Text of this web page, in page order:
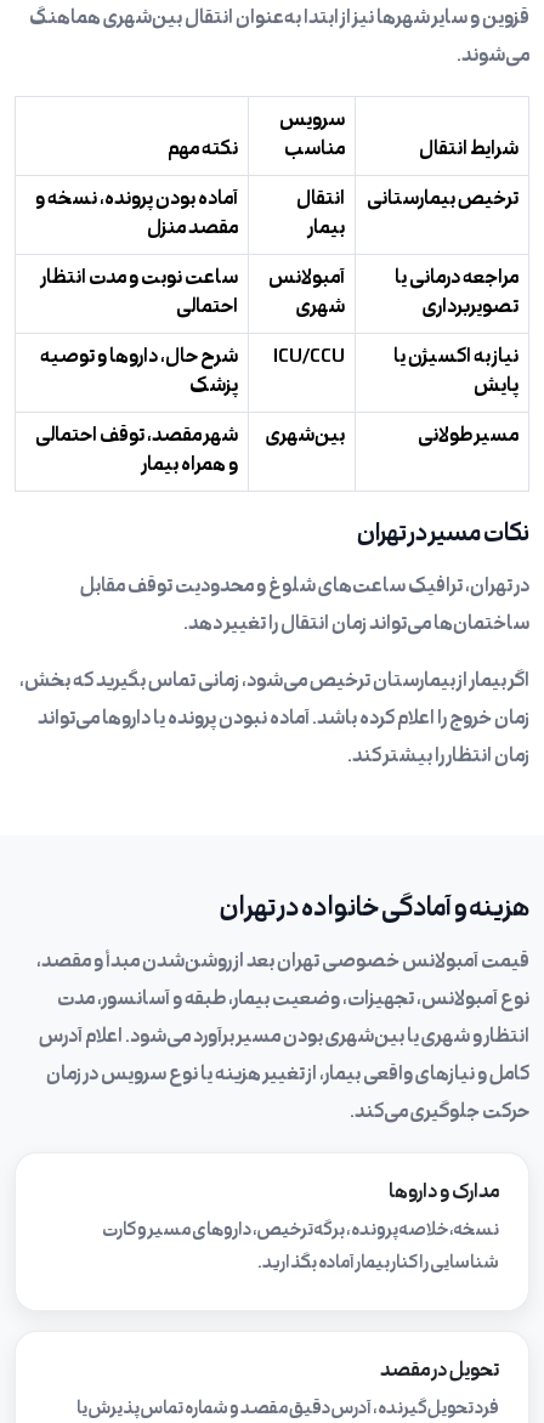
قزوینو سایر شهرها نیز از ابتدا به‌عنوان انتقال بین‌شهری هماهنگ
می‌شوند.
شرایط انتقال
سرویس
مناسب
نکته مهم
ترخیص بیمارستانی
انتقال
بیمار
آماده بودن پرونده، نسخه و
مقصد منزل
مراجعه درمانی یا
تصویربرداری
آمبولانس
شهری
ساعت نوبت و مدت انتظار
احتمالی
نیاز به اکسیژن یا
پایش
ICU/CCU
شرح حال، داروها و توصیه
پزشک
مسیر طولانی
بین‌شهری
شهر مقصد، توقف احتمالی
و همراه بیمار
نکات مسیر در تهران
در تهران، ترافیک ساعت‌های شلوغ و محدودیت توقف مقابل
ساختمان‌ها می‌تواند زمان انتقال را تغییر دهد.
اگر بیمار از بیمارستان ترخیص می‌شود، زمانی تماس بگیرید که بخش،
زمان خروج را اعلام کرده باشد. آماده نبودن پرونده یا داروها می‌تواند
زمان انتظار را بیشتر کند.
هزینه و آمادگی خانواده در تهران
قیمت آمبولانس خصوصی تهران بعد از روشن‌شدن مبدأ و مقصد،
نوع آمبولانس، تجهیزات، وضعیت بیمار، طبقه و آسانسور، مدت
انتظار و شهری یا بین‌شهری بودن مسیر برآورد می‌شود. اعلام آدرس
کامل و نیازهای واقعی بیمار، از تغییر هزینه یا نوع سرویس در زمان
حرکت جلوگیری می‌کند.
مدارک و داروها
نسخه، خلاصه پرونده، برگه ترخیص، داروهای مسیر و کارت
شناسایی را کنار بیمار آماده بگذارید.
تحویل در مقصد
فرد تحویل‌گیرنده، آدرس دقیق مقصد و شماره تماس پذیرش یا